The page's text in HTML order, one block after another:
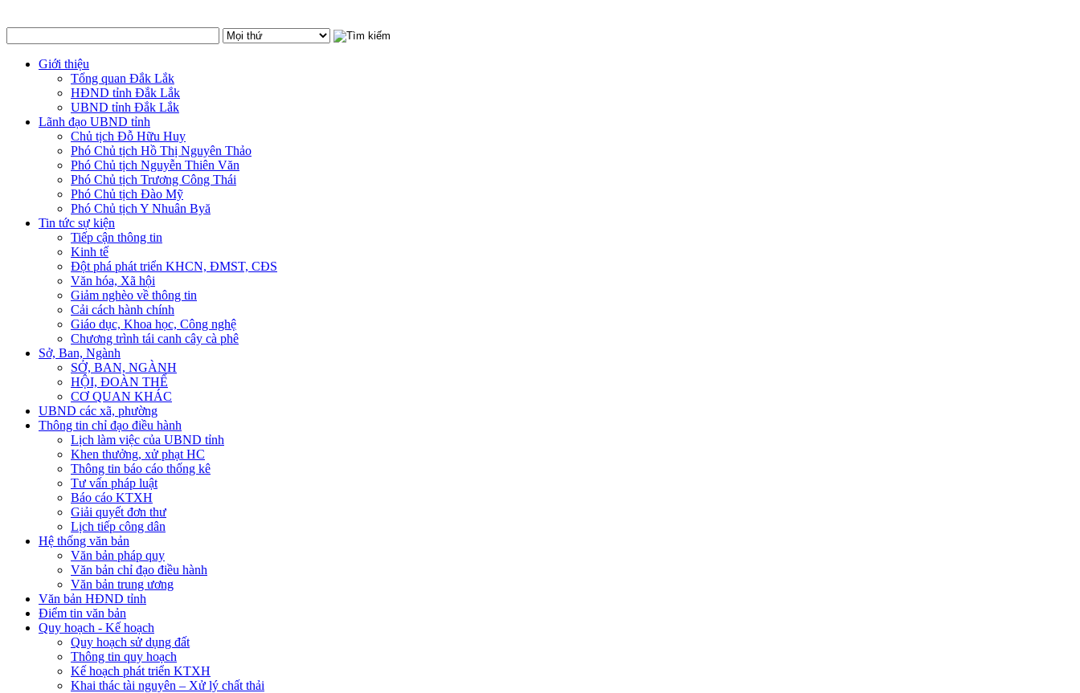
Giới thiệu
Tổng quan Đắk Lắk
HĐND tỉnh Đắk Lắk
UBND tỉnh Đắk Lắk
Lãnh đạo UBND tỉnh
Chủ tịch Đỗ Hữu Huy
Phó Chủ tịch Hồ Thị Nguyên Thảo
Phó Chủ tịch Nguyễn Thiên Văn
Phó Chủ tịch Trương Công Thái
Phó Chủ tịch Đào Mỹ
Phó Chủ tịch Y Nhuân Byă
Tin tức sự kiện
Tiếp cận thông tin
Kinh tế
Đột phá phát triển KHCN, ĐMST, CĐS
Văn hóa, Xã hội
Giảm nghèo về thông tin
Cải cách hành chính
Giáo dục, Khoa học, Công nghệ
Chương trình tái canh cây cà phê
Sở, Ban, Ngành
SỞ, BAN, NGÀNH
HỘI, ĐOÀN THỂ
CƠ QUAN KHÁC
UBND các xã, phường
Thông tin chỉ đạo điều hành
Lịch làm việc của UBND tỉnh
Khen thưởng, xử phạt HC
Thông tin báo cáo thống kê
Tư vấn pháp luật
Báo cáo KTXH
Giải quyết đơn thư
Lịch tiếp công dân
Hệ thống văn bản
Văn bản pháp quy
Văn bản chỉ đạo điều hành
Văn bản trung ương
Văn bản HĐND tỉnh
Điểm tin văn bản
Quy hoạch - Kế hoạch
Quy hoạch sử dụng đất
Thông tin quy hoạch
Kế hoạch phát triển KTXH
Khai thác tài nguyên – Xử lý chất thải